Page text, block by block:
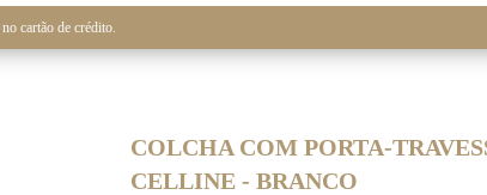
no cartão de crédito.
COLCHA COM PORTA-
CELLINE - BRANCO